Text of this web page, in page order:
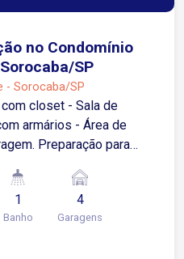
no Condomínio
SP
- Sorocaba/SP
closet - Sala de
armários - Área de
Preparação para
Área kids Salão de
Lago para pesca
24 horas
1
Banho
4
Garagens